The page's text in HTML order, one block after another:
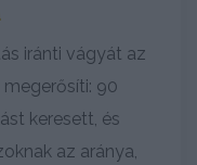
iránti vágyát az
90
keresett, és
az aránya,